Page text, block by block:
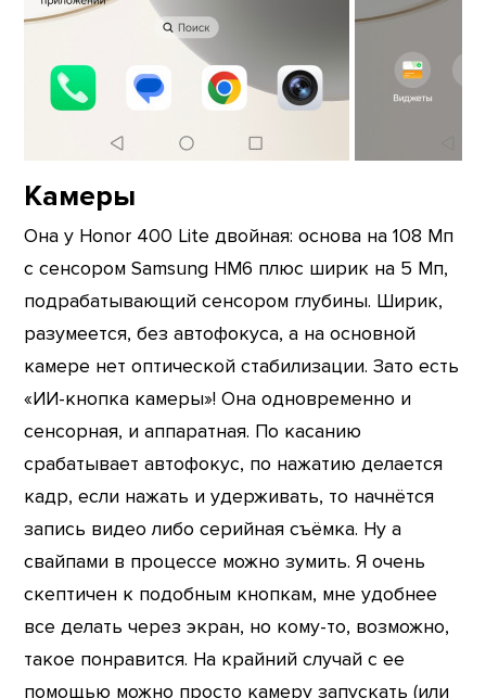
Камеры
Она у Honor 400 Lite двойная: основа на 108 Мп
с сенсором Samsung HM6 плюс ширик на 5 Мп,
подрабатывающий сенсором глубины. Ширик,
разумеется, без автофокуса, а на основной
камере нет оптической стабилизации. Зато есть
«ИИ-кнопка камеры»! Она одновременно и
сенсорная, и аппаратная. По касанию
срабатывает автофокус, по нажатию делается
кадр, если нажать и удерживать, то начнётся
запись видео либо серийная съёмка. Ну а
свайпами в процессе можно зумить. Я очень
скептичен к подобным кнопкам, мне удобнее
все делать через экран, но кому-то, возможно,
такое понравится. На крайний случай с ее
помощью можно просто камеру запускать (или